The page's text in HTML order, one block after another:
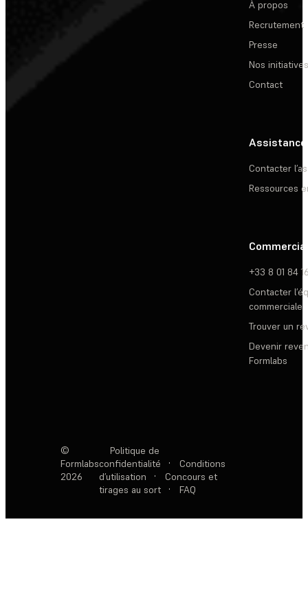
À propos
Recrutement
Presse
Nos initiatives
Contact
Assistance
Contacter
Ressources
Commercial
+33 8 01 84
Contacter
commerciale
Trouver un
Devenir
Formlabs
©
Formlabs
2026
Politique de
confidentialité
·
Conditions
d’utilisation
·
Concours et
tirages au sort
· FAQ